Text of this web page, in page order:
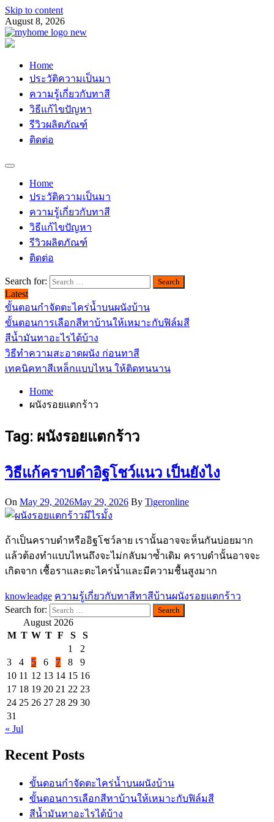
Skip to content
August 8, 2026
Home
ประวัติความเป็นมา
ความรู้เกี่ยวกับทาสี
วิธีแก้ไขปัญหา
รีวิวผลิตภัณฑ์
ติดต่อ
Home
ประวัติความเป็นมา
ความรู้เกี่ยวกับทาสี
วิธีแก้ไขปัญหา
รีวิวผลิตภัณฑ์
ติดต่อ
Search for:
Latest
ขั้นตอนกำจัดตะไคร่น้ำบนผนังบ้าน
ขั้นตอนการเลือกสีทาบ้านให้เหมาะกับฟิล์มสี
สีน้ำมันทาอะไรได้บ้าง
วิธีทำความสะอาดผนัง ก่อนทาสี
เทคนิคทาสีเหล็กแบบไหน ให้ติดทนนาน
Home
ผนังรอยแตกร้าว
Tag: ผนังรอยแตกร้าว
วิธีแก้คราบดำอิฐโชว์แนว เป็นยังไง
On May 29, 2026May 29, 2026 By Tigeronline
ถ้าเป็นคราบดำหรืออิฐโชว์ลาย เรานั้นอาจจะห็นกันบ่อยมาก
แล้วต้องทำแบบไหนถึงจะไม่กลับมาซ้ำเดิม คราบดำนั้นอาจจะ
เกิดจาก เชื้อราและตะไคร่น้ำและมีความชื้นสูงมาก
knowleadge ความรู้เกี่ยวกับทาสีทาสีบ้านผนังรอยแตกร้าว
Search for:
August 2026
M T W T F S
S
1
2
3
4 5 6 7 8
9
10 11 12 13 14 15 16
17 18 19 20 21 22 23
24 25 26 27 28 29 30
31
« Jul
Recent Posts
ขั้นตอนกำจัดตะไคร่น้ำบนผนังบ้าน
ขั้นตอนการเลือกสีทาบ้านให้เหมาะกับฟิล์มสี
สีน้ำมันทาอะไรได้บ้าง